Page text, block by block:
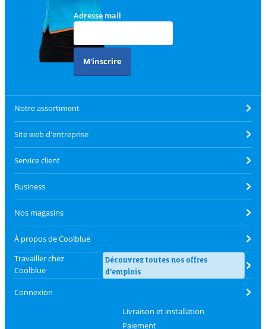
Adresse mail
M'inscrire
Notre assortiment
Site web d'entreprise
Service client
Business
Nos magasins
À propos de Coolblue
Travailler chez
Coolblue
Découvrez toutes nos offres
d'emplois
Connexion
Livraison et installation
Paiement